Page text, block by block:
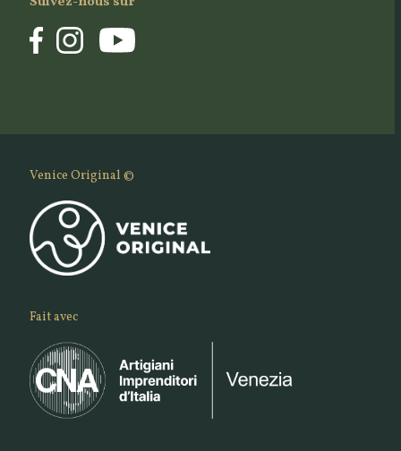
Venice Original ©
Fait avec